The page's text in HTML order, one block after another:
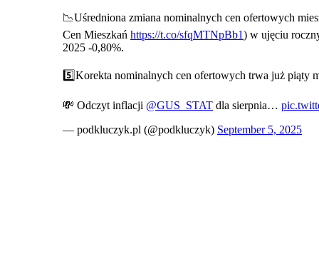
📉Uśredniona zmiana nominalnych cen ofertowych
Cen Mieszkań https://t.co/sfqMTNpBb1) w ujęciu
2025 -0,80%.
5️⃣Korekta nominalnych cen ofertowych trwa już piąty
💸 Odczyt inflacji @GUS_STAT dla sierpnia…
— podkluczyk.pl (@podkluczyk) September 5, 2025